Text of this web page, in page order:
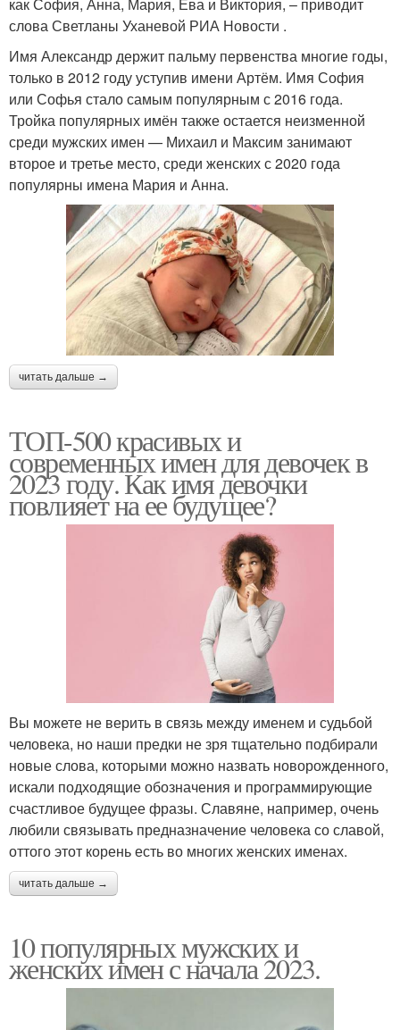
как София, Анна, Мария, Ева и Виктория, – приводит
слова Светланы Уханевой РИА Новости .
Имя Александр держит пальму первенства многие годы,
только в 2012 году уступив имени Артём. Имя София
или Софья стало самым популярным с 2016 года.
Тройка популярных имён также остается неизменной
среди мужских имен — Михаил и Максим занимают
второе и третье место, среди женских с 2020 года
популярны имена Мария и Анна.
читать дальше →
ТОП-500 красивых и
современных имен для девочек в
2023 году. Как имя девочки
повлияет на ее будущее?
Вы можете не верить в связь между именем и судьбой
человека, но наши предки не зря тщательно подбирали
новые слова, которыми можно назвать новорожденного,
искали подходящие обозначения и программирующие
счастливое будущее фразы. Славяне, например, очень
любили связывать предназначение человека со славой,
оттого этот корень есть во многих женских именах.
читать дальше →
10 популярных мужских и
женских имен с начала 2023.